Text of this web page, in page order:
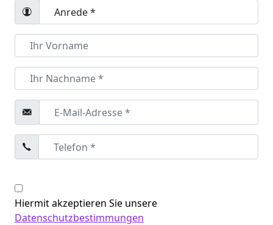
Hiermit akzeptieren Sie unsere
Datenschutzbestimmungen